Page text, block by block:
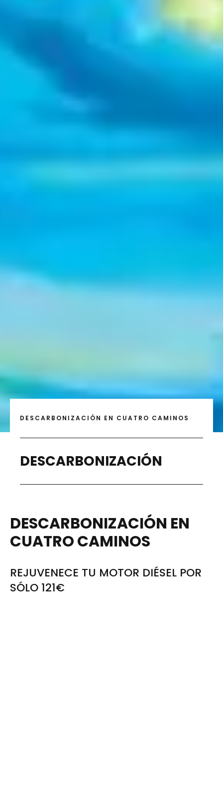
DESCARBONIZACIÓN EN CUATRO CAMINOS
DESCARBONIZACIÓN
DESCARBONIZACIÓN EN
CUATRO CAMINOS
REJUVENECE TU MOTOR DIÉSEL POR
SÓLO 121€